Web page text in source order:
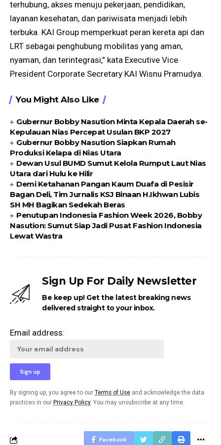
terhubung, akses menuju pekerjaan, pendidikan,
layanan kesehatan, dan pariwisata menjadi lebih
terbuka. KAI Group memperkuat peran kereta api dan
LRT sebagai penghubung mobilitas yang aman,
nyaman, dan terintegrasi,” kata Executive Vice
President Corporate Secretary KAI Wisnu Pramudya.
You Might Also Like
Gubernur Bobby Nasution Minta Kepala Daerah se-
Kepulauan Nias Percepat Usulan BKP 2027
Gubernur Bobby Nasution Siapkan Rumah
Produksi Kelapa di Nias Utara
Dewan Usul BUMD Sumut Kelola Rumput Laut Nias
Utara dari Hulu ke Hilir
Demi Ketahanan Pangan Kaum Duafa di Pesisir
Bagan Deli, Tim Jurnalis KSJ Binaan H.Ikhwan Lubis
SH MH Bagikan Sedekah Beras
Penutupan Indonesia Fashion Week 2026, Bobby
Nasution: Sumut Siap Jadi Pusat Fashion Indonesia
Lewat Wastra
Sign Up For Daily Newsletter
Be keep up! Get the latest breaking news
delivered straight to your inbox.
Email address:
By signing up, you agree to our Terms of Use and acknowledge the data
practices in our Privacy Policy. You may unsubscribe at any time.
Facebook